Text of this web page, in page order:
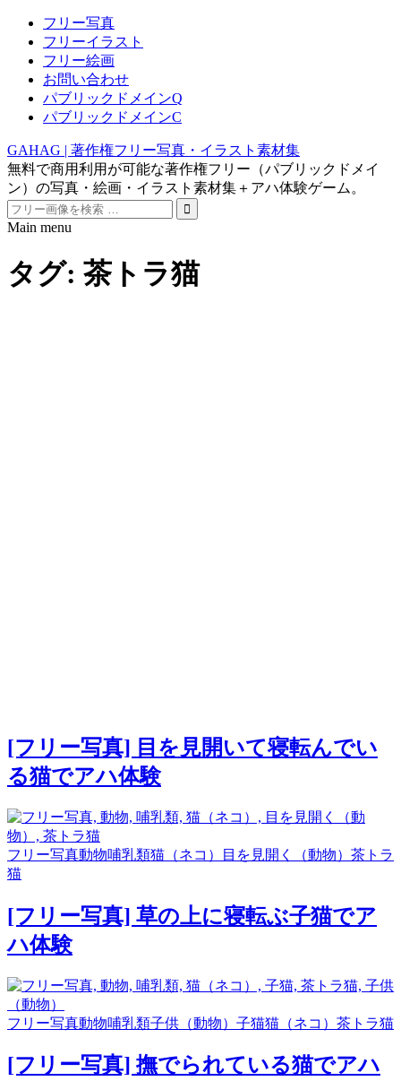
フリー写真
フリーイラスト
フリー絵画
お問い合わせ
パブリックドメインQ
パブリックドメインC
GAHAG | 著作権フリー写真・イラスト素材集
無料で商用利用が可能な著作権フリー（パブリックドメイ
ン）の写真・絵画・イラスト素材集＋アハ体験ゲーム。
Search
for:
Main menu
content
タグ: 茶トラ猫
[フリー写真] 目を見開いて寝転んでい
る猫でアハ体験
フリー写真動物哺乳類猫（ネコ） 目を見開く（動物） 茶トラ
猫
[フリー写真] 草の上に寝転ぶ子猫でア
ハ体験
フリー写真動物哺乳類子供（動物） 子猫猫（ネコ） 茶トラ猫
[フリー写真] 撫でられている猫でアハ